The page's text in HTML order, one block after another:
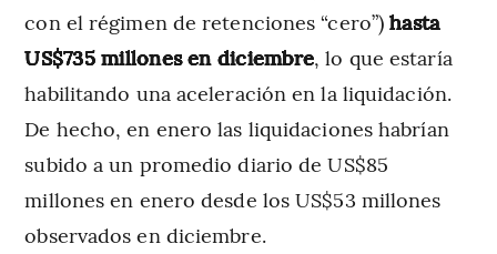
con el régimen de retenciones “cero”)hasta
US$735 millones en diciembre, lo que estaría
habilitando una aceleración en la liquidación.
De hecho, en enero las liquidaciones habrían
subido a un promedio diario de US$85
millones en enero desde los US$53 millones
observados en diciembre.